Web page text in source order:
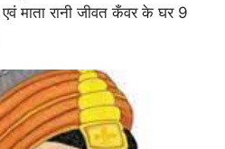
माता रानी जीवत कँवर के घर 9